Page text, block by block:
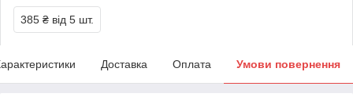
385 ₴ від 5 шт.
Доставка Оплата Умови повернення